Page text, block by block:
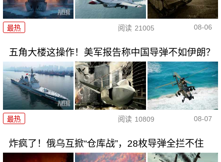
最热 阅读 21005 08-06
五角大楼这操作！美军报告称中国导弹不如伊朗？
最热 阅读 10809 08-07
炸疯了！俄乌互掀“仓库战”，28枚导弹全拦不住